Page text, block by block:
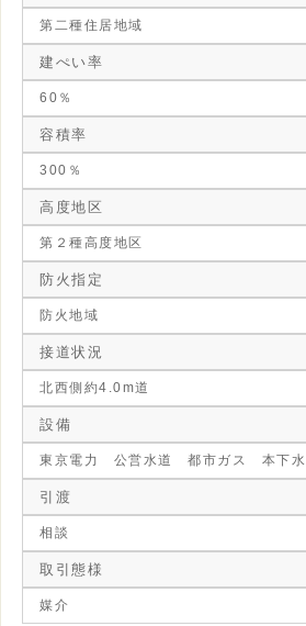
第二種住居地域
建ぺい率
60％
容積率
300％
高度地区
第２種高度地区
防火指定
防火地域
接道状況
北西側約4.0m道
設備
東京電力 公営水道 都市ガス 本下水
引渡
相談
取引態様
媒介